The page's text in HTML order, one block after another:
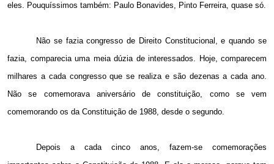
eles. Pouquíssimos também: Paulo Bonavides, Pinto Ferreira, quase só.
Não se fazia congresso de Direito Constitucional, e quando se
fazia, comparecia uma meia dúzia de interessados. Hoje, comparecem
milhares a cada congresso que se realiza e são dezenas a cada ano.
Não se comemorava aniversário de constituição, como se vem
comemorando os da Constituição de 1988, desde o segundo.
Depois a cada cinco anos, fazem-se comemorações